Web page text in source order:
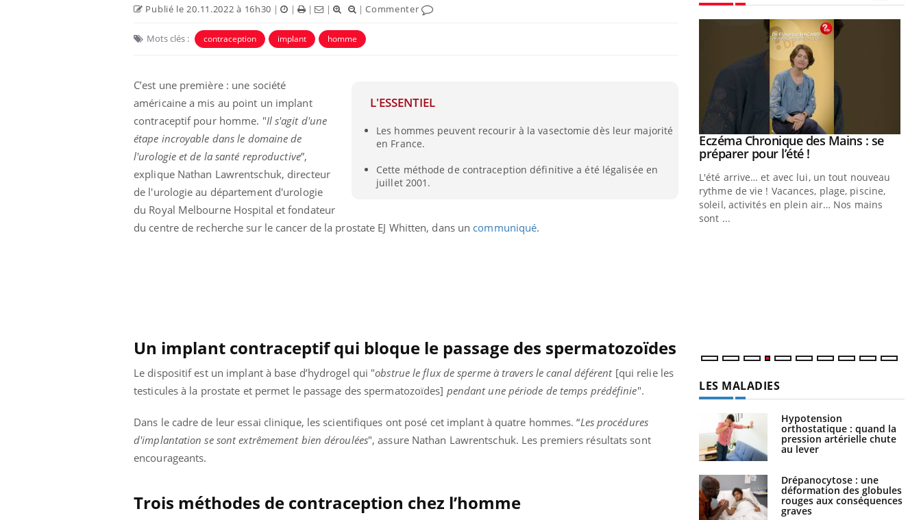
Publié le 20.11.2022 à 16h30 | | | | |Commenter
Mots clés : contraception implant homme
L'ESSENTIEL
Les hommes peuvent recourir à la vasectomie dès leur majorité
en France.
Cette méthode de contraception définitive a été légalisée en
juillet 2001.
C’est une première : une société
américaine a mis au point un implant
contraceptif pour homme. "Il s'agit d'une
étape incroyable dans le domaine de
l'urologie et de la santé reproductive”,
explique Nathan Lawrentschuk, directeur
de l'urologie au département d'urologie
du Royal Melbourne Hospital et fondateur
du centre de recherche sur le cancer de la prostate EJ Whitten, dans un communiqué.
Un implant contraceptif qui bloque le passage des spermatozoïdes
Le dispositif est un implant à base d’hydrogel qui "obstrue le flux de sperme à travers le canal déférent [qui relie les
testicules à la prostate et permet le passage des spermatozoïdes] pendant une période de temps prédéfinie".
Dans le cadre de leur essai clinique, les scientifiques ont posé cet implant à quatre hommes. “Les procédures
d'implantation se sont extrêmement bien déroulées", assure Nathan Lawrentschuk. Les premiers résultats sont
encourageants.
Trois méthodes de contraception chez l’homme
Eczéma Chronique des Mains :
expliquer ma maladie Youtube
Il y a des sujets qui sont faciles à aborder...
d'autres non ! D'un côté, poser des
questions sur la maladie d'un proche c'est
Youtube
Carence en fer : comprendre pour
prévenir Youtube
Fatigue, irritabilité, brouillard mental ou
même alopécie… Les symptômes de la
carence en fer sont multiples ce qui la rend
Insuline & Charge mentale : et si on
En 2026, l'insuline dans le diabète de type 2
Youtube
Eczéma Chronique des Mains : se
préparer pour l’été !Youtube
L'été arrive… et avec lui, un tout nouveau
rythme de vie ! Vacances, plage, piscine,
soleil, activités en plein air… Nos mains
sont ...
LES MALADIES
Hypotension
orthostatique : quand la
pression artérielle chute
au lever
Drépanocytose : une
déformation des globules
rouges aux conséquences
graves